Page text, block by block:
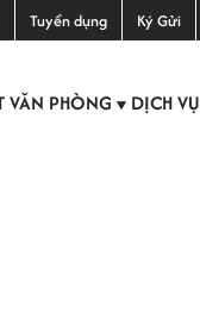
Tuyển dụng Ký Gửi
VĂN PHÒNG ▼ DỊCH VỤ